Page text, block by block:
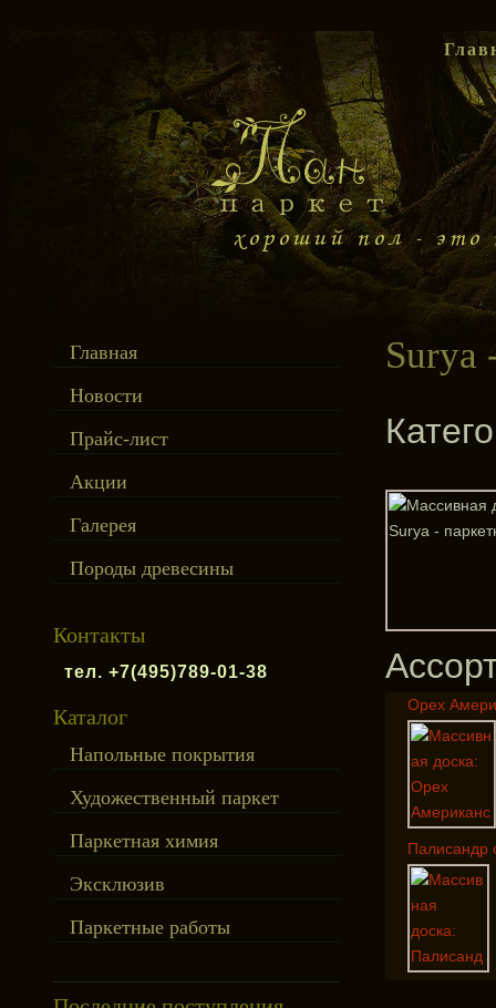
Главная
Новости
Прайс-лист
Акции
Галерея
Породы древесины
Контакты
тел. +7(495)789-01-38
Каталог
Напольные покрытия
Художественный паркет
Паркетная химия
Эксклюзив
Паркетные работы
Surya
Орех
Палисандр